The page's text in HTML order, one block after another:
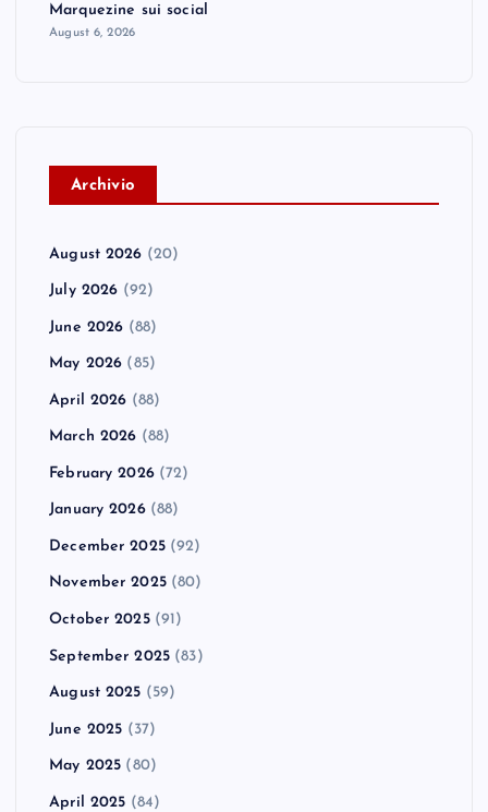
Marquezine sui social
August 6, 2026
Archivio
August 2026 (20)
July 2026 (92)
June 2026 (88)
May 2026 (85)
April 2026 (88)
March 2026 (88)
February 2026(72)
January 2026(88)
December 2025(92)
November 2025(80)
October 2025(91)
September 2025 (83)
August 2025 (59)
June 2025 (37)
May 2025 (80)
April 2025 (84)